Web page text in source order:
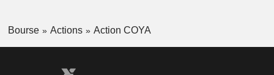
Bourse Actions Action COYA